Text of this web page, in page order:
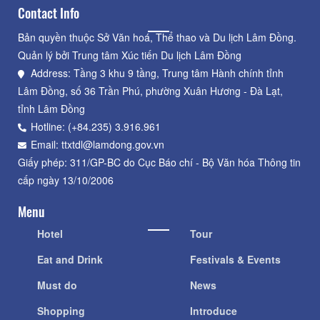
Contact Info
Bản quyền thuộc Sở Văn hoá, Thể thao và Du lịch Lâm Đồng.
Quản lý bởi Trung tâm Xúc tiến Du lịch Lâm Đồng
Address: Tầng 3 khu 9 tầng, Trung tâm Hành chính tỉnh
Lâm Đồng, số 36 Trần Phú, phường Xuân Hương - Đà Lạt,
tỉnh Lâm Đồng
Hotline: (+84.235) 3.916.961
Email: ttxtdl@lamdong.gov.vn
Giấy phép: 311/GP-BC do Cục Báo chí - Bộ Văn hóa Thông tin
cấp ngày 13/10/2006
Menu
Hotel
Eat and Drink
Must do
Shopping
Tour
Festivals & Events
News
Introduce